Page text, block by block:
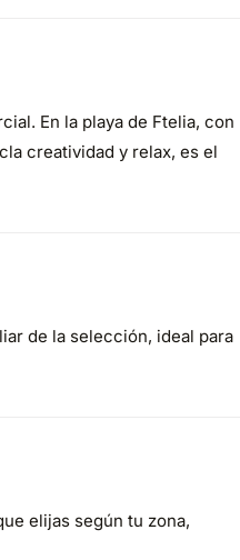
En la playa de Ftelia, con
creatividad y relax, es el
de la selección, ideal para
elijas según tu zona,